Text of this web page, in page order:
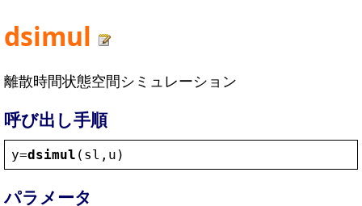
dsimul
離散時間状態空間シミュレーション
呼び出し手順
y=dsimul ( sl , u )
パラメータ